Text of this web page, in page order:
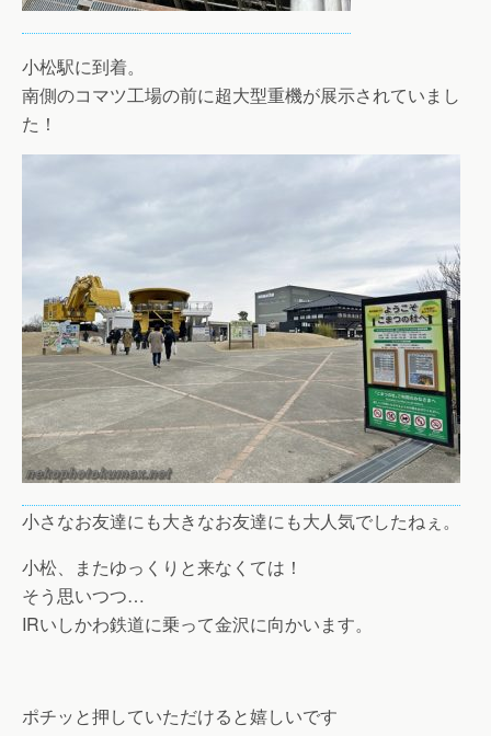
小松駅に到着。
南側のコマツ工場の前に超大型重機が展示されていまし
た！
小さなお友達にも大きなお友達にも大人気でしたねぇ。
小松、またゆっくりと来なくては！
そう思いつつ…
IRいしかわ鉄道に乗って金沢に向かいます。
ポチッと押していただけると嬉しいです